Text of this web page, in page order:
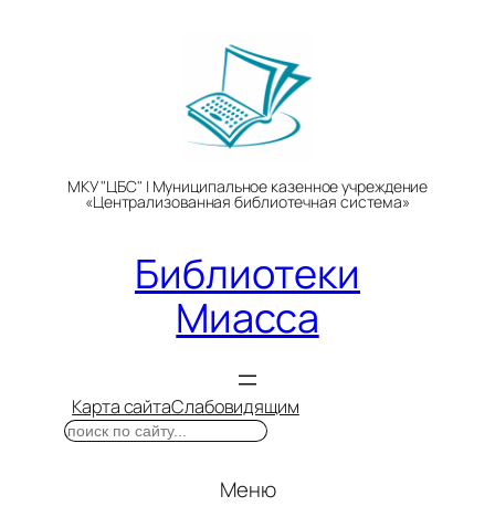
МКУ "ЦБС" | Муниципальное казенное учреждение
«Централизованная библиотечная система»
Библиотеки
Миасса
Карта сайтаСлабовидящим
Поиск
Меню